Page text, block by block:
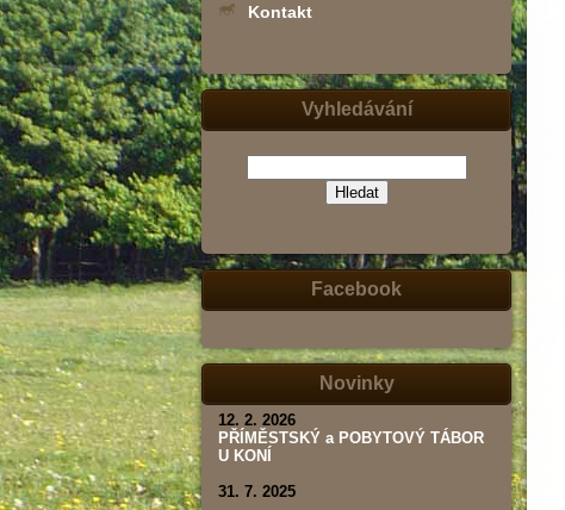
Kontakt
Vyhledávání
jeho
část
spojení
tábor,
Facebook
Novinky
12. 2. 2026
PŘÍMĚSTSKÝ a POBYTOVÝ TÁBOR
U KONÍ
31. 7. 2025